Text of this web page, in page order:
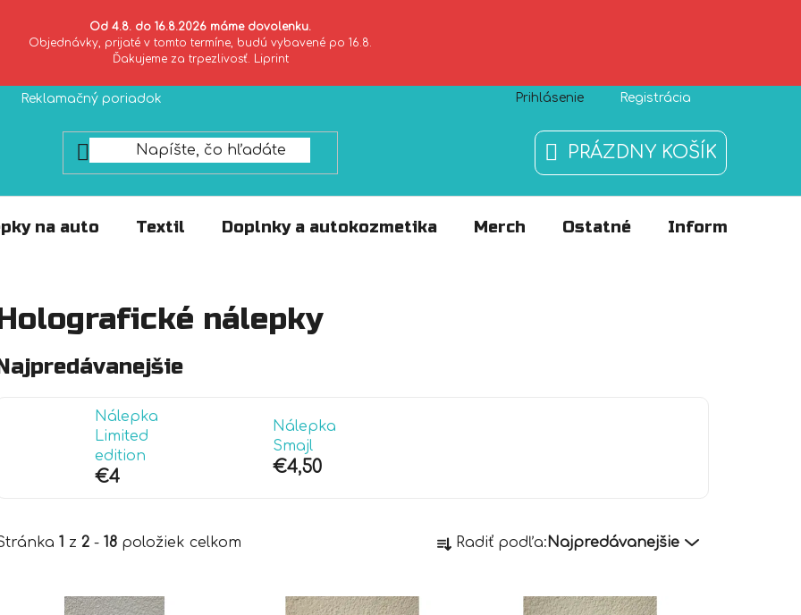
Od 4.8. do 16.8.2026 máme dovolenku.
Objednávky, prijaté v tomto termíne, budú vybavené po 16.8.
Ďakujeme za trpezlivosť. Liprint
Reklamačný poriadok Zásady používania súborov cookies O nás
Prihlásenie Registrácia
NÁKUPNÝ
KOŠÍK
PRÁZDNY KOŠÍK
na auto Textil Doplnky a autokozmetika Merch Ostatné Informácie
nálepky
Nálepka
Limited
edition
€4
Nálepka
Smajl
€4,50
1 z 2 - 18 položiek celkom
a Radiť podľa:Najpredávanejšie